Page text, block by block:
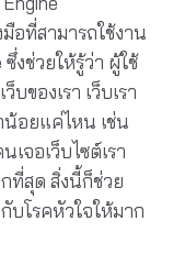
อที่สามารถใช้งาน
ซึ่งช่วยให้รู้ว่า ผู้ใช้
ของเรา เว็บเรา
น้อยแค่ไหน เช่น
จอเว็บไซต์เรา
ที่สุด สิ่งนี้ก็ช่วย
บโรคหัวใจให้มาก